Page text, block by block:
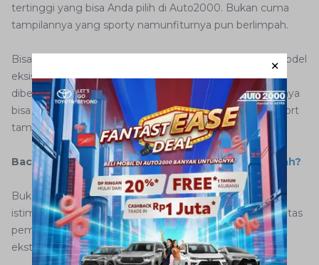
tertinggi yang bisa Anda pilih di Auto2000. Bukan cuma
tampilannya yang sporty namunfiturnya pun berlimpah.
Bisa dikatakan bahwa GR Sport menjadi flagship dari model
eksisting. Sentuhan berdasarkan semangat khas TGR
diberikan untuk membedakannya dari versi biasa. Hasilnya
bisa dilihat pada Toyota Raize, di mana pada tipe GR Sport
tampil sangat sporty dan istimewa.
Baca Juga:Bagaimana Daftar SIM Online Dari Rumah?
Bukan cuma menjadikan tampilannya lebih sporty dan
istimewa namun juga sekaligus eksklusif. Sebagai identitas
pembeda, terdapat sejumlah emblem GR Sport di
eksterior.